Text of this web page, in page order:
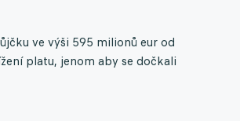
ve výši 595 milionů eur od
platu, jenom aby se dočkali